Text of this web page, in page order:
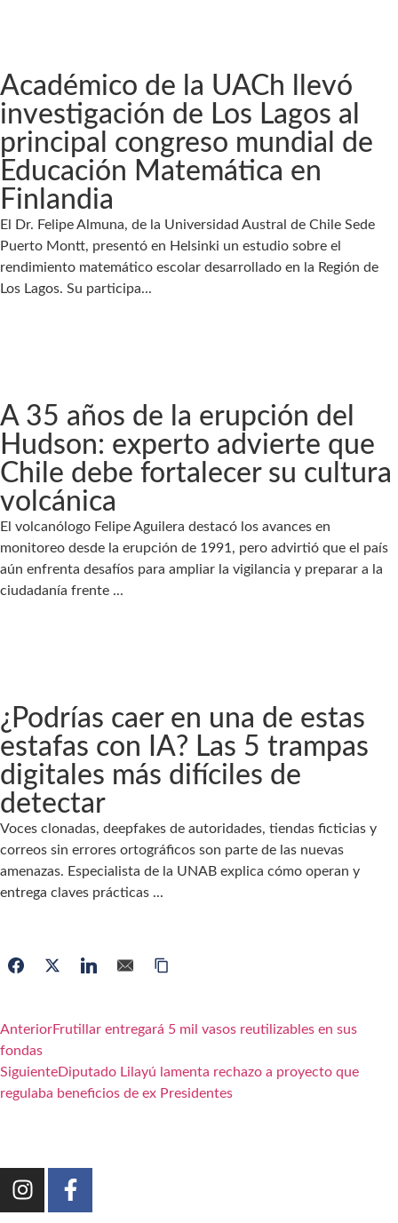
Académico de la UACh llevó
investigación de Los Lagos al
principal congreso mundial de
Educación Matemática en
Finlandia
El Dr. Felipe Almuna, de la Universidad Austral de Chile Sede
Puerto Montt, presentó en Helsinki un estudio sobre el
rendimiento matemático escolar desarrollado en la Región de
Los Lagos. Su participa...
A 35 años de la erupción del
Hudson: experto advierte que
Chile debe fortalecer su cultura
volcánica
El volcanólogo Felipe Aguilera destacó los avances en
monitoreo desde la erupción de 1991, pero advirtió que el país
aún enfrenta desafíos para ampliar la vigilancia y preparar a la
ciudadanía frente ...
¿Podrías caer en una de estas
estafas con IA? Las 5 trampas
digitales más difíciles de
detectar
Voces clonadas, deepfakes de autoridades, tiendas ficticias y
correos sin errores ortográficos son parte de las nuevas
amenazas. Especialista de la UNAB explica cómo operan y
entrega claves prácticas ...
AnteriorFrutillar entregará 5 mil vasos reutilizables en sus
fondas
SiguienteDiputado Lilayú lamenta rechazo a proyecto que
regulaba beneficios de ex Presidentes